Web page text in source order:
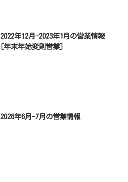
2022年12月-2023年1月の営業情報
[年末年始変則営業]
2026年6月-7月の営業情報